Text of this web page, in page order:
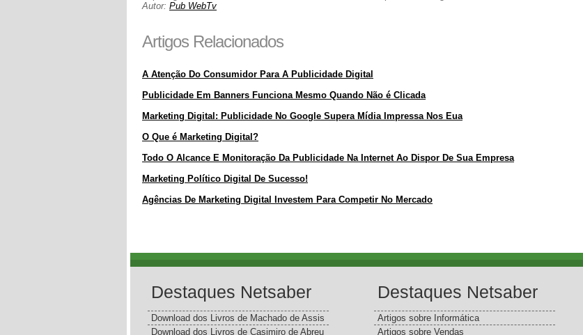
Autor: Pub WebTv
Artigos Relacionados
A Atenção Do Consumidor Para A Publicidade Digital
Publicidade Em Banners Funciona Mesmo Quando Não é Clicada
Marketing Digital: Publicidade No Google Supera Mídia Impressa Nos Eua
O Que é Marketing Digital?
Todo O Alcance E Monitoração Da Publicidade Na Internet Ao Dispor De Sua Empresa
Marketing Político Digital De Sucesso!
Agências De Marketing Digital Investem Para Competir No Mercado
Destaques Netsaber
Download dos Livros de Machado de Assis
Download dos Livros de Casimiro de Abreu
Destaques Netsaber
Artigos sobre Informática
Artigos sobre Vendas